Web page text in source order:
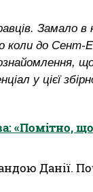
Замало в
коли до Сент-
у цієї
«Помітно,
Данії.